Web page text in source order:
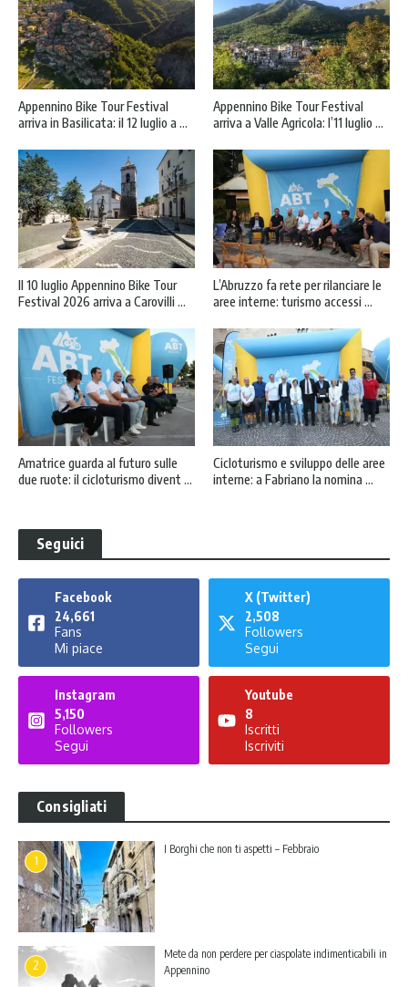
Appennino Bike Tour Festival
arriva in Basilicata: il 12 luglio a ...
Appennino Bike Tour Festival
arriva a Valle Agricola: l’11 luglio ...
Il 10 luglio Appennino Bike Tour
Festival 2026 arriva a Carovilli ...
L’Abruzzo fa rete per rilanciare le
aree interne: turismo accessi ...
Amatrice guarda al futuro sulle
due ruote: il cicloturismo divent ...
Cicloturismo e sviluppo delle aree
interne: a Fabriano la nomina ...
Seguici
Facebook
24,661
Fans
Mi piace
X (Twitter)
2,508
Followers
Segui
Instagram
5,150
Followers
Segui
Youtube
8
Iscritti
Iscriviti
Consigliati
1
I Borghi che non ti aspetti – Febbraio
2
Mete da non perdere per ciaspolate indimenticabili in
Appennino